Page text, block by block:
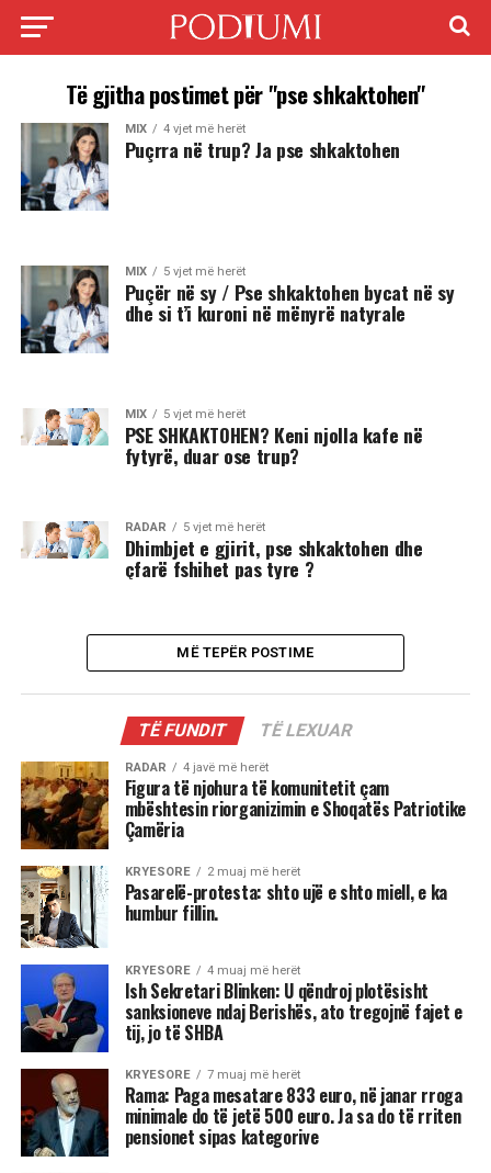
Të gjitha postimet për "pse shkaktohen"
MIX 4 vjet më herët
Puçrra në trup? Ja pse shkaktohen
MIX 5 vjet më herët
Puçër në sy / Pse shkaktohen bycat në sy
dhe si t’i kuroni në mënyrë natyrale
MIX 5 vjet më herët
PSE SHKAKTOHEN? Keni njolla kafe në
fytyrë, duar ose trup?
RADAR 5 vjet më herët
Dhimbjet e gjirit, pse shkaktohen dhe
çfarë fshihet pas tyre ?
MË TEPËR POSTIME
TË FUNDIT TË LEXUAR
RADAR 4 javë më herët
Figura të njohura të komunitetit çam
mbështesin riorganizimin e Shoqatës Patriotike
Çamëria
KRYESORE 2 muaj më herët
Pasarelë-protesta: shto ujë e shto miell, e ka
humbur fillin.
KRYESORE 4 muaj më herët
Ish Sekretari Blinken: U qëndroj plotësisht
sanksioneve ndaj Berishës, ato tregojnë fajet e
tij, jo të SHBA
KRYESORE 7 muaj më herët
Rama: Paga mesatare 833 euro, në janar rroga
minimale do të jetë 500 euro. Ja sa do të rriten
pensionet sipas kategorive